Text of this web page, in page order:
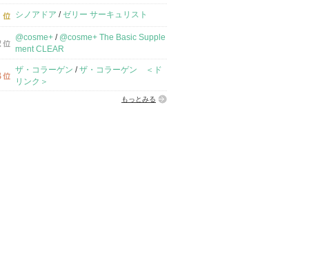
シノアドア /ゼリー サーキュリスト
@cosme+ / @cosme+ The Basic Supple
ment CLEAR
ザ・コラーゲン /ザ・コラーゲン ＜ド
リンク＞
もっとみる